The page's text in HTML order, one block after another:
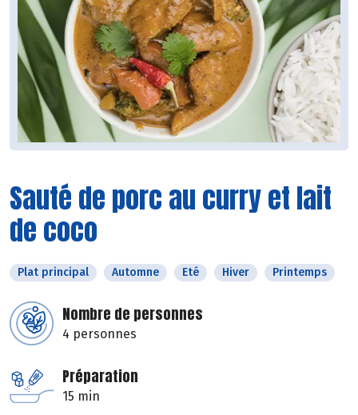
Sauté de porc au curry et lait
de coco
Plat principal Automne Eté Hiver Printemps
Nombre de personnes
4 personnes
Préparation
15 min